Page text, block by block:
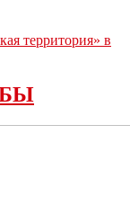
территория» в